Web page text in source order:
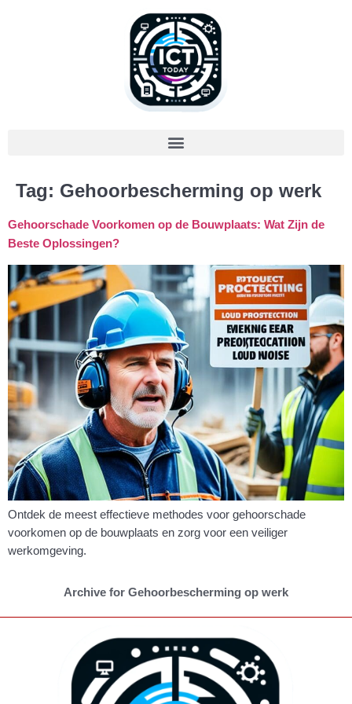
Tag: Gehoorbescherming op werk
Gehoorschade Voorkomen op de Bouwplaats: Wat Zijn de
Beste Oplossingen?
Ontdek de meest effectieve methodes voor gehoorschade
voorkomen op de bouwplaats en zorg voor een veiliger
werkomgeving.
Archive for Gehoorbescherming op werk